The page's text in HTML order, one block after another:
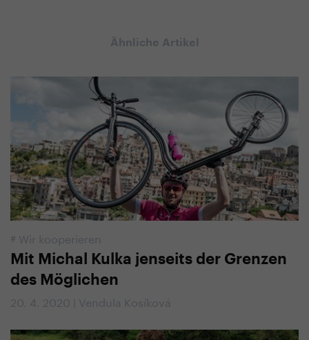
Ähnliche Artikel
# Wir kooperieren
Mit Michal Kulka jenseits der Grenzen
des Möglichen
20. 4. 2020 | Vendula Kosíková